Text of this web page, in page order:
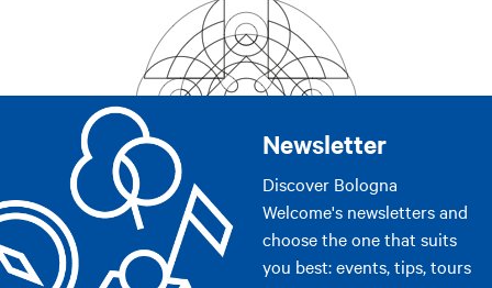
Newsletter
Discover Bologna
Welcome's newsletters and
choose the one that suits
you best: events, tips, tours